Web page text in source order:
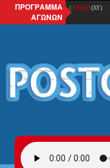
ΠΡΟΓΡΑΜΜΑ
ΑΓΩΝΩΝ